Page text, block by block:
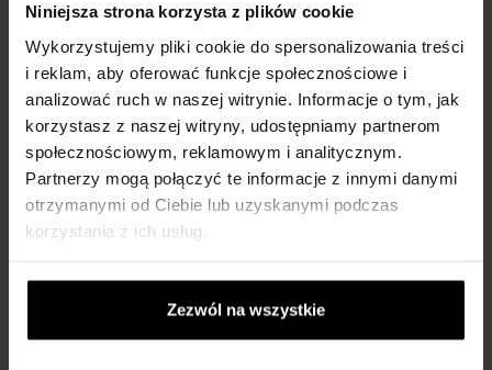
Niniejsza strona korzysta z plików cookie
Wykorzystujemy pliki cookie do spersonalizowania treści
i reklam, aby oferować funkcje społecznościowe i
analizować ruch w naszej witrynie. Informacje o tym, jak
korzystasz z naszej witryny, udostępniamy partnerom
społecznościowym, reklamowym i analitycznym.
Partnerzy mogą połączyć te informacje z innymi danymi
otrzymanymi od Ciebie lub uzyskanymi podczas
korzystania z ich usług.
Zezwól na wszystkie
parfémovaná voda 80ml +
miniatúrka 1.18g
Zestawy podarunkowe -
Damskie
Na stanie
od352,00 złdo373,00
zł
toaletowa 90ml + mleczko
do ciała 100ml + torba
Zestawy podarunkowe -
Damskie
Na stanie
od 362,00 złdo393,00
zł